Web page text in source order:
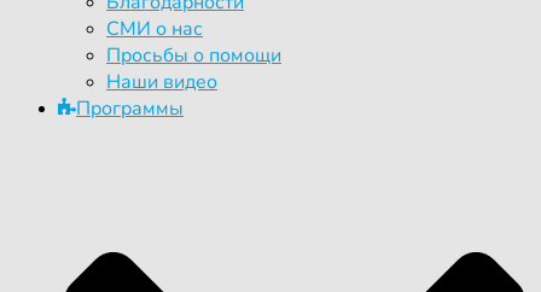
СМИ о нас
Просьбы о помощи
Наши видео
Программы